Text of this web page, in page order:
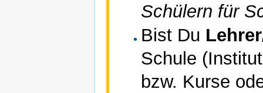
Schülern für
Bist Du
Schule
bzw. Kurse